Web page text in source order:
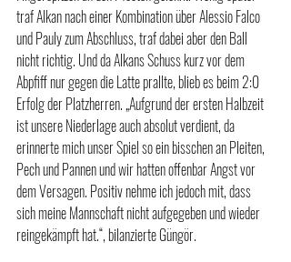
traf Alkan nach einer Kombination über Alessio Falco
und Pauly zum Abschluss, traf dabei aber den Ball
nicht richtig. Und da Alkans Schuss kurz vor dem
Abpfiff nur gegen die Latte prallte, blieb es beim 2:0
Erfolg der Platzherren. „Aufgrund der ersten Halbzeit
ist unsere Niederlage auch absolut verdient, da
erinnerte mich unser Spiel so ein bisschen an Pleiten,
Pech und Pannen und wir hatten offenbar Angst vor
dem Versagen. Positiv nehme ich jedoch mit, dass
sich meine Mannschaft nicht aufgegeben und wieder
reingekämpft hat.“, bilanzierte Güngör.